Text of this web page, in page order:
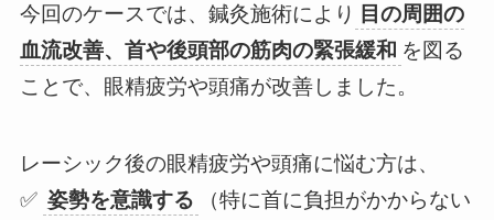
今回のケースでは、鍼灸施術により 目の周囲の
血流改善、首や後頭部の筋肉の緊張緩和 を図る
ことで、眼精疲労や頭痛が改善しました。
レーシック後の眼精疲労や頭痛に悩む方は、
✅ 姿勢を意識する
（特に首に負担がかからない